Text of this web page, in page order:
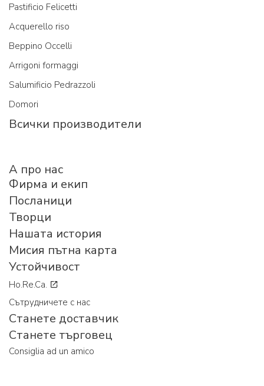
Pastificio Felicetti
Acquerello riso
Beppino Occelli
Arrigoni formaggi
Salumificio Pedrazzoli
Domori
Всички производители
A про нас
Фирма и екип
Посланици
Творци
Нашата история
Мисия пътна карта
Устойчивост
Ho.Re.Ca.
Сътрудничете с нас
Станете доставчик
Станете търговец
Consiglia ad un amico